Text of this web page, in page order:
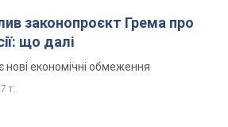
законопроєкт Грема про
що далі
економічні обмеження
т.